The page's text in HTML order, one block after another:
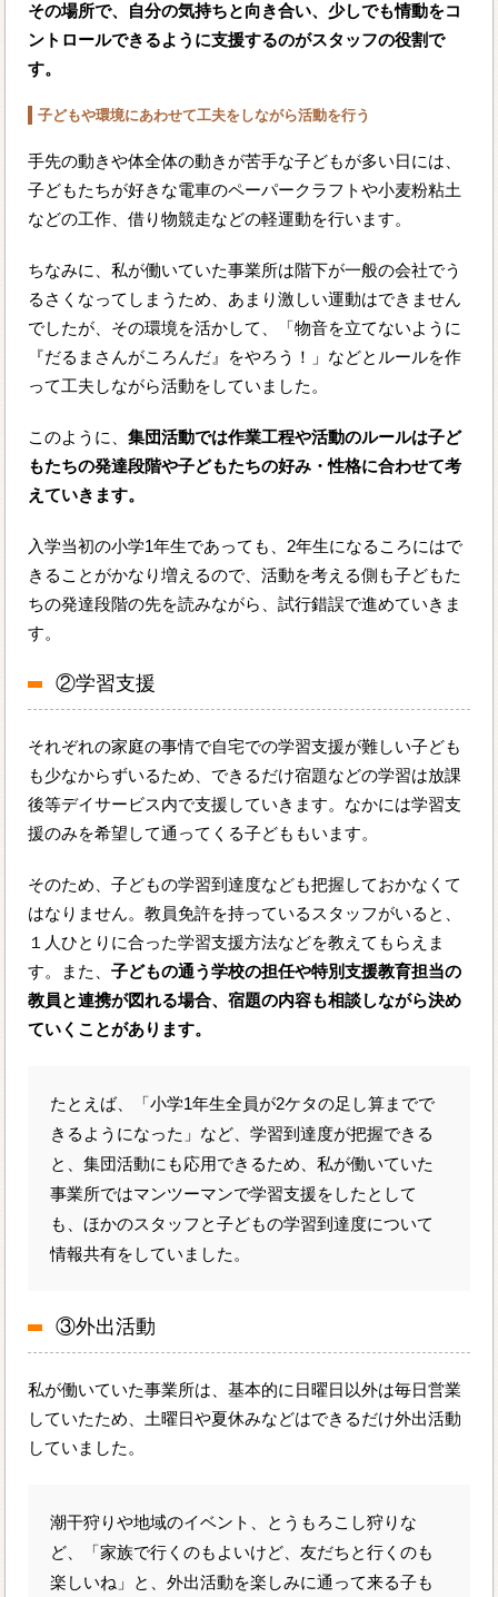
その場所で、自分の気持ちと向き合い、少しでも情動をコ
ントロールできるように支援するのがスタッフの役割で
す。
子どもや環境にあわせて工夫をしながら活動を行う
手先の動きや体全体の動きが苦手な子どもが多い日には、
子どもたちが好きな電車のペーパークラフトや小麦粉粘土
などの工作、借り物競走などの軽運動を行います。
ちなみに、私が働いていた事業所は階下が一般の会社でう
るさくなってしまうため、あまり激しい運動はできません
でしたが、その環境を活かして、「物音を立てないように
『だるまさんがころんだ』をやろう！」などとルールを作
って工夫しながら活動をしていました。
このように、集団活動では作業工程や活動のルールは子ど
もたちの発達段階や子どもたちの好み・性格に合わせて考
えていきます。
入学当初の小学1年生であっても、2年生になるころにはで
きることがかなり増えるので、活動を考える側も子どもた
ちの発達段階の先を読みながら、試行錯誤で進めていきま
す。
②学習支援
それぞれの家庭の事情で自宅での学習支援が難しい子ども
も少なからずいるため、できるだけ宿題などの学習は放課
後等デイサービス内で支援していきます。なかには学習支
援のみを希望して通ってくる子どももいます。
そのため、子どもの学習到達度なども把握しておかなくて
はなりません。教員免許を持っているスタッフがいると、
１人ひとりに合った学習支援方法などを教えてもらえま
す。また、子どもの通う学校の担任や特別支援教育担当の
教員と連携が図れる場合、宿題の内容も相談しながら決め
ていくことがあります。
たとえば、「小学1年生全員が2ケタの足し算までで
きるようになった」など、学習到達度が把握できる
と、集団活動にも応用できるため、私が働いていた
事業所ではマンツーマンで学習支援をしたとして
も、ほかのスタッフと子どもの学習到達度について
情報共有をしていました。
③外出活動
私が働いていた事業所は、基本的に日曜日以外は毎日営業
していたため、土曜日や夏休みなどはできるだけ外出活動
していました。
潮干狩りや地域のイベント、とうもろこし狩りな
ど、「家族で行くのもよいけど、友だちと行くのも
楽しいね」と、外出活動を楽しみに通って来る子も